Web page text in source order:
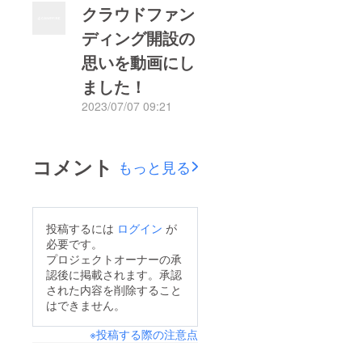
徒たちが参加するイベ
ント費用として活用さ
せていただきます。
クラウドファン
ディング開設の
思いを動画にし
ました！
2023/07/07 09:21
もっと見る
コメント もっと見る
投稿するには ログイン が
必要です。
プロジェクトオーナーの承
認後に掲載されます。承認
された内容を削除すること
はできません。
※投稿する際の注意点